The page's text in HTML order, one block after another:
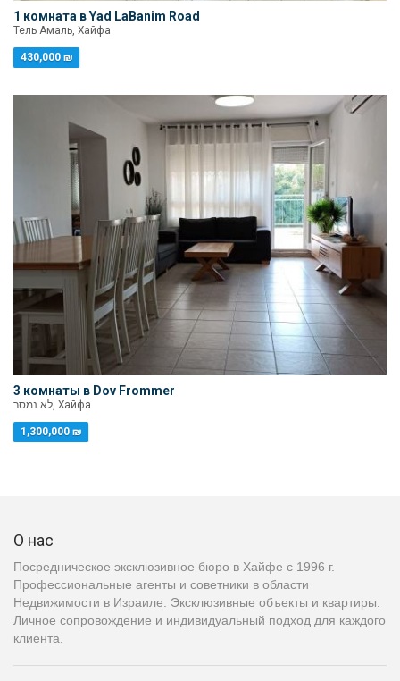
1 комната в Yad LaBanim Road
Тель Амаль, Хайфа
430,000 ₪
3 комнаты в Dov Frommer
לא נמסר, Хайфа
1,300,000 ₪
О нас
Посредническое эксклюзивное бюро в Хайфе с 1996 г.
Профессиональные агенты и советники в области
Недвижимости в Израиле. Эксклюзивные объекты и квартиры.
Личное сопровождение и индивидуальный подход для каждого
клиента.